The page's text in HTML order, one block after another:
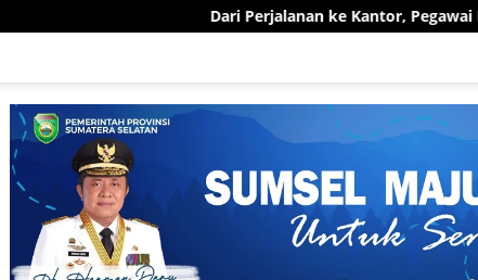
Dari Perjalanan ke Kantor, Pegawai PLN UID S2JB